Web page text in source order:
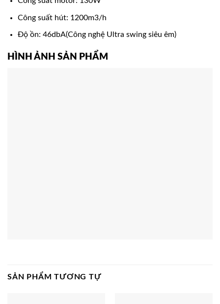
Công suất hút: 1200m3/h
Độ ồn: 46dbA(Công nghệ Ultra swing siêu êm)
HÌNH ẢNH SẢN PHẨM
SẢN PHẨM TƯƠNG TỰ